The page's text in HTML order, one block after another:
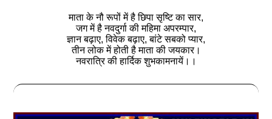
माता के नौ रूपों में है छिपा सृष्टि का सार,
जग में है नवदुर्गा की महिमा अपरम्पार,
ज्ञान बढ़ाए, विवेक बढ़ाए, बांटे सबको प्यार,
तीन लोक में होती है माता की जयकार।
नवरात्रि की हार्दिक शुभकामनायें।।